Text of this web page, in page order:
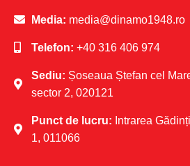
Media: media@dinamo1948.ro
Telefon: +40 316 406 974
Sediu: Șoseaua Ștefan cel
sector 2, 020121
Punct de lucru: Intrarea
1, 011066